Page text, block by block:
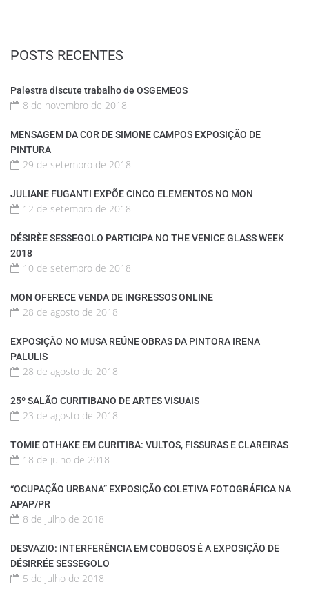
POSTS RECENTES
Palestra discute trabalho de OSGEMEOS
8 de novembro de 2018
MENSAGEM DA COR DE SIMONE CAMPOS EXPOSIÇÃO DE
PINTURA
29 de setembro de 2018
JULIANE FUGANTI EXPÕE CINCO ELEMENTOS NO MON
12 de setembro de 2018
DÉSIRÈE SESSEGOLO PARTICIPA NO THE VENICE GLASS WEEK
2018
10 de setembro de 2018
MON OFERECE VENDA DE INGRESSOS ONLINE
28 de agosto de 2018
EXPOSIÇÃO NO MUSA REÚNE OBRAS DA PINTORA IRENA
PALULIS
28 de agosto de 2018
25º SALÃO CURITIBANO DE ARTES VISUAIS
23 de agosto de 2018
TOMIE OTHAKE EM CURITIBA: VULTOS, FISSURAS E CLAREIRAS
18 de julho de 2018
“OCUPAÇÃO URBANA” EXPOSIÇÃO COLETIVA FOTOGRÁFICA NA
APAP/PR
8 de julho de 2018
DESVAZIO: INTERFERÊNCIA EM COBOGOS É A EXPOSIÇÃO DE
DÉSIRRÉE SESSEGOLO
5 de julho de 2018